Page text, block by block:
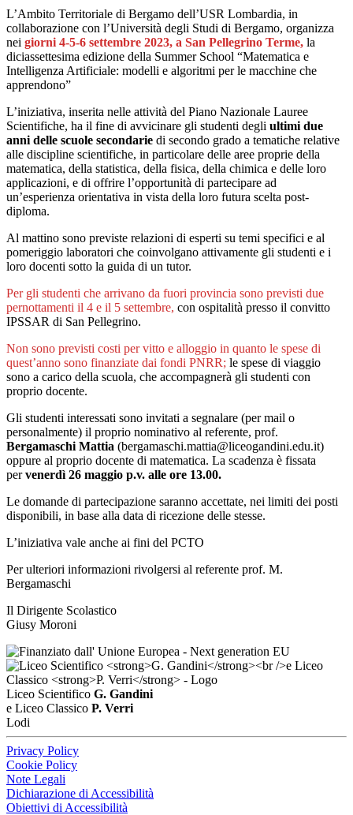
L’Ambito Territoriale di Bergamo dell’USR Lombardia, in
collaborazione con l’Università degli Studi di Bergamo, organizza
nei giorni 4-5-6 settembre 2023, a San Pellegrino Terme, la
diciassettesima edizione della Summer School “Matematica e
Intelligenza Artificiale: modelli e algoritmi per le macchine che
apprendono”
L’iniziativa, inserita nelle attività del Piano Nazionale Lauree
Scientifiche, ha il fine di avvicinare gli studenti degli ultimi due
anni delle scuole secondarie di secondo grado a tematiche relative
alle discipline scientifiche, in particolare delle aree proprie della
matematica, della statistica, della fisica, della chimica e delle loro
applicazioni, e di offrire l’opportunità di partecipare ad
un’esperienza orientativa in vista della loro futura scelta post-
diploma.
Al mattino sono previste relazioni di esperti su temi specifici e al
pomeriggio laboratori che coinvolgano attivamente gli studenti e i
loro docenti sotto la guida di un tutor.
Per gli studenti che arrivano da fuori provincia sono previsti due
pernottamenti il 4 e il 5 settembre, con ospitalità presso il convitto
IPSSAR di San Pellegrino.
Non sono previsti costi per vitto e alloggio in quanto le spese di
quest’anno sono finanziate dai fondi PNRR; le spese di viaggio
sono a carico della scuola, che accompagnerà gli studenti con
proprio docente.
Gli studenti interessati sono invitati a segnalare (per mail o
personalmente) il proprio nominativo al referente, prof.
Bergamaschi Mattia (bergamaschi.mattia@liceogandini.edu.it)
oppure al proprio docente di matematica. La scadenza è fissata
pervenerdì 26 maggio p.v. alle ore 13.00.
Le domande di partecipazione saranno accettate, nei limiti dei posti
disponibili, in base alla data di ricezione delle stesse.
L’iniziativa vale anche ai fini del PCTO
Per ulteriori informazioni rivolgersi al referente prof. M.
Bergamaschi
Il Dirigente Scolastico
Giusy Moroni
Liceo Scientifico G. Gandini
e Liceo Classico P. Verri
Lodi
Privacy Policy
Cookie Policy
Note Legali
Dichiarazione di Accessibilità
Obiettivi di Accessibilità